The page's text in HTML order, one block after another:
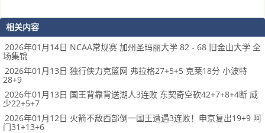
相关内容
2026年01月14日 NCAA常规赛 加州圣玛丽大学 82 - 68 旧金山大学 全
场集锦
2026年01月13日 独行侠力克篮网 弗拉格27+5+5 克莱18分 小波特
28+9
2026年01月13日 国王背靠背送湖人3连败 东契奇空砍42+7+8+4断 威
少22+5+7
2026年01月12日 火箭不敌西部倒一国王遭遇3连败！申京复出19+9 阿
门31+13+6